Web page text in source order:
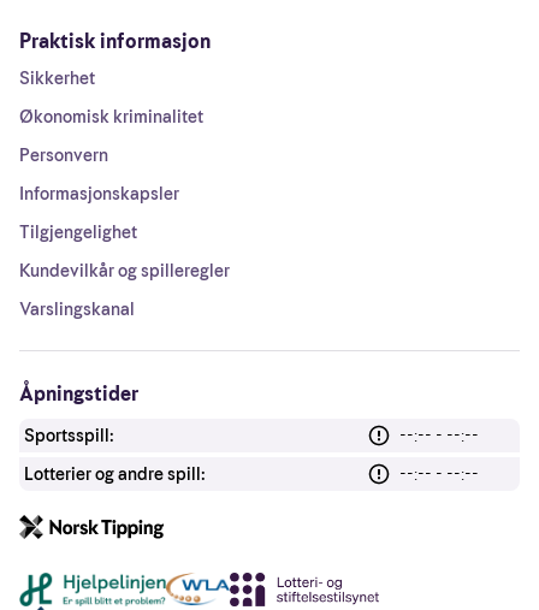
Praktisk informasjon
Sikkerhet
Økonomisk kriminalitet
Personvern
Informasjonskapsler
Tilgjengelighet
Kundevilkår og spilleregler
Varslingskanal
Åpningstider
Sportsspill:
--:-- - --:--
Lotterier og andre spill:
--:-- - --:--
Andre lenker